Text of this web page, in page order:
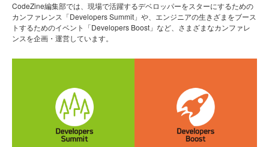
CodeZine編集部では、現場で活躍するデベロッパーをスターにするための
カンファレンス「Developers Summit」や、エンジニアの生きざまをブース
トするためのイベント「Developers Boost」など、さまざまなカンファレ
ンスを企画・運営しています。